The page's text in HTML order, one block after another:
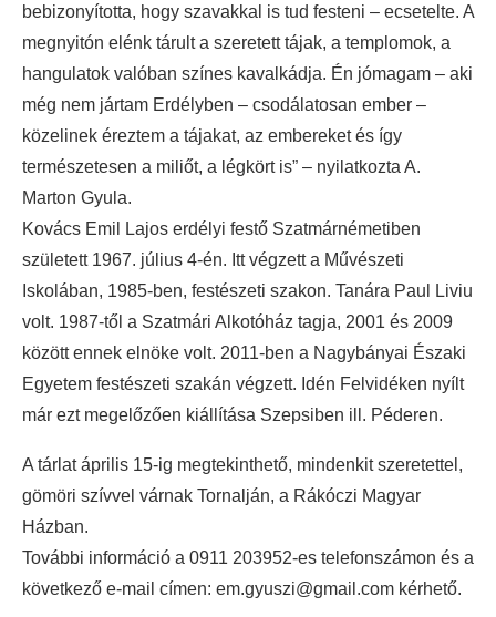
bebizonyította, hogy szavakkal is tud festeni – ecsetelte. A
megnyitón elénk tárult a szeretett tájak, a templomok, a
hangulatok valóban színes kavalkádja. Én jómagam – aki
még nem jártam Erdélyben – csodálatosan ember –
közelinek éreztem a tájakat, az embereket és így
természetesen a miliőt, a légkört is” – nyilatkozta A.
Marton Gyula.
Kovács Emil Lajos erdélyi festő Szatmárnémetiben
született 1967. július 4-én. Itt végzett a Művészeti
Iskolában, 1985-ben, festészeti szakon. Tanára Paul Liviu
volt. 1987-től a Szatmári Alkotóház tagja, 2001 és 2009
között ennek elnöke volt. 2011-ben a Nagybányai Északi
Egyetem festészeti szakán végzett. Idén Felvidéken nyílt
már ezt megelőzően kiállítása Szepsiben ill. Péderen.
A tárlat április 15-ig megtekinthető, mindenkit szeretettel,
gömöri szívvel várnak Tornalján, a Rákóczi Magyar
Házban.
További információ a 0911 203952-es telefonszámon és a
következő e-mail címen: em.gyuszi@gmail.com kérhető.